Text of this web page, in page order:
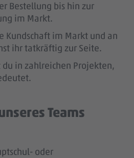
Bestellung bis hin zur
im Markt.
Kundschaft im Markt und an
ihr tatkräftig zur Seite.
du in zahlreichen Projekten,
Teams
oder